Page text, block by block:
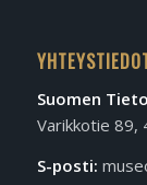
Suomen
Varikkotie 89,
S-posti: